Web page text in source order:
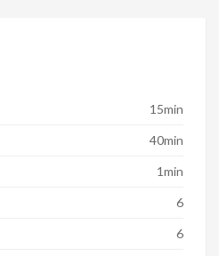
15min
40min
1min
6
6